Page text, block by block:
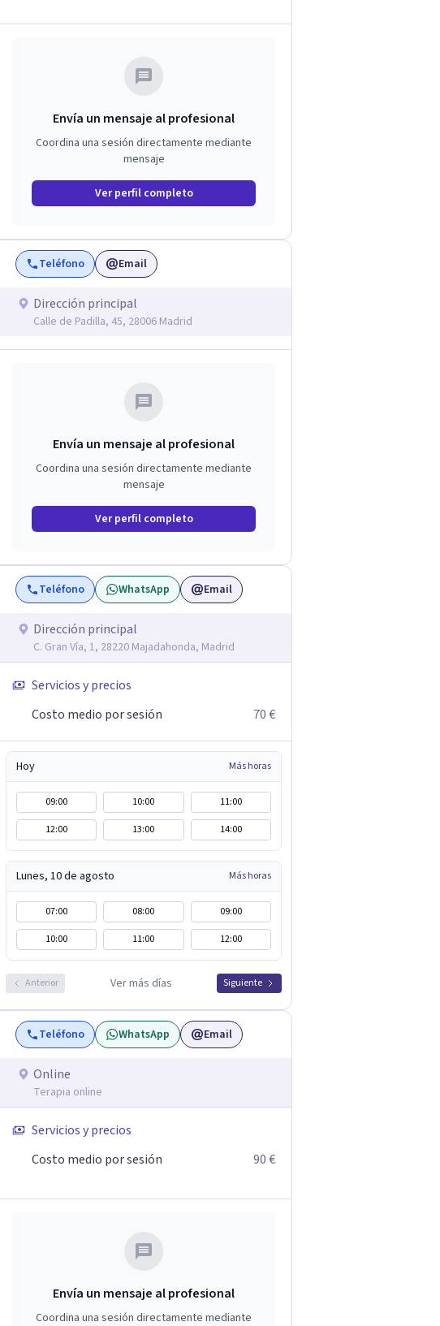
Envía un mensaje al profesional
Coordina una sesión directamente mediante
mensaje
Ver perfil completo
Teléfono Email
Dirección principal
Calle de Padilla, 45, 28006 Madrid
Envía un mensaje al profesional
Coordina una sesión directamente mediante
mensaje
Ver perfil completo
Teléfono WhatsApp Email
Dirección principal
C. Gran Vía, 1, 28220 Majadahonda, Madrid
Servicios y precios
Costo medio por sesión
70 €
Hoy Más horas
09:00 10:00
11:00
12:00
13:00 14:00
Lunes, 10 de agosto Más horas
07:00 08:00
09:00
10:00
11:00 12:00
Anterior Ver más días Siguiente
Teléfono WhatsApp Email
Online
Terapia online
Servicios y precios
Costo medio por sesión
90 €
Envía un mensaje al profesional
Coordina una sesión directamente mediante